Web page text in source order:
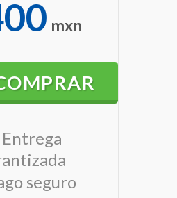
Entrega
seguro